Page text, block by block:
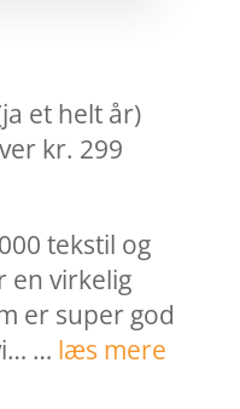
et helt år)
kr. 299
tekstil og
en virkelig
er super god
… læs mere